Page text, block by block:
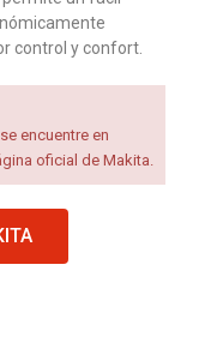
control y confort.
encuentre en
oficial de Makita.